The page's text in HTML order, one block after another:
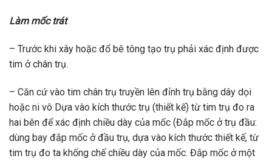
Làm mốc trát
– Trước khi xây hoặc đổ bê tông tạo trụ phải xác định được
tim ở chân trụ.
– Căn cứ vào tim chân trụ truyền lên đỉnh trụ bằng dây dọi
hoặc ni vô Dựa vào kích thước trụ (thiết kế) từ tim trụ đo ra
hai bên để xác định chiều dày của mốc (Đắp mốc ở trụ đầu:
dùng bay đắp mốc ở đầu trụ, dựa vào kích thước thiết kế, từ
tim trụ đo ta khống chế chiều dày của mốc. Đắp mốc ở một